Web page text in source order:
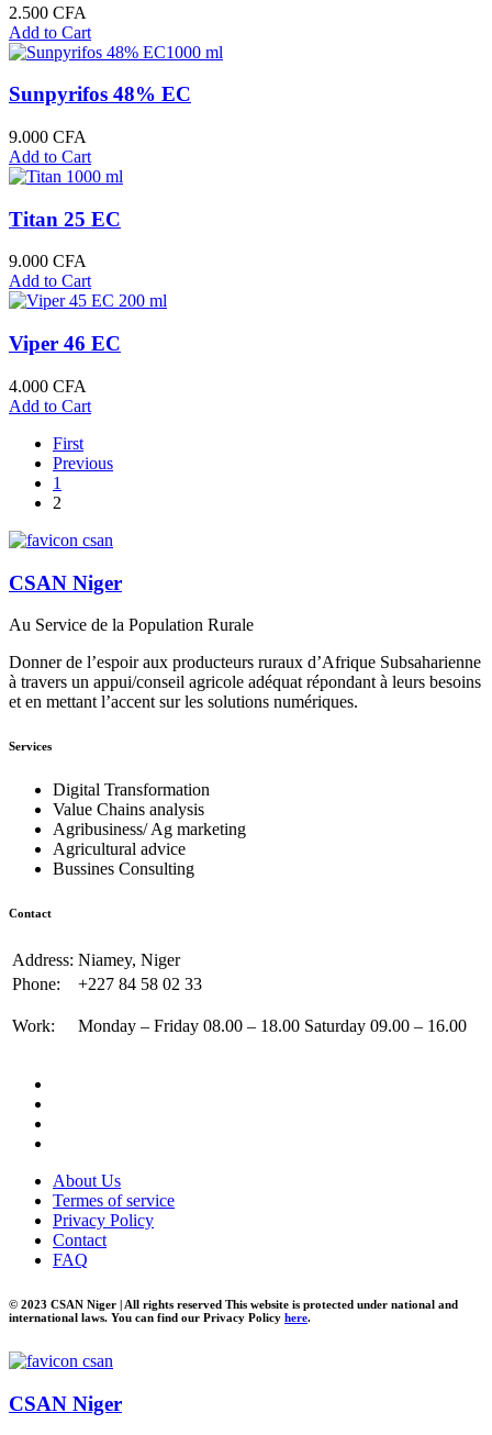
2.500 CFA
Add to Cart
Sunpyrifos 48% EC
9.000 CFA
Add to Cart
Titan 25 EC
9.000 CFA
Add to Cart
Viper 46 EC
4.000 CFA
Add to Cart
First
Previous
1
2
CSAN Niger
Au Service de la Population Rurale
Donner de l’espoir aux producteurs ruraux d’Afrique Subsaharienne
à travers un appui/conseil agricole adéquat répondant à leurs besoins
et en mettant l’accent sur les solutions numériques.
Services
Digital Transformation
Value Chains analysis
Agribusiness/ Ag marketing
Agricultural advice
Bussines Consulting
Contact
Address: Niamey, Niger
Phone:
+227 84 58 02 33
Work: Monday – Friday 08.00 – 18.00 Saturday 09.00 – 16.00
About Us
Termes of service
Privacy Policy
Contact
FAQ
© 2023 CSAN Niger | All rights reserved This website is protected under national and
international laws. You can find our Privacy Policy here.
CSAN Niger